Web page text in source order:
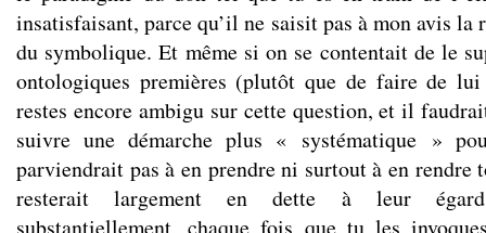
insatisfaisant, parce qu’il ne saisit pas à mon avis
du symbolique. Et même si on se contentait de le
ontologiques premières (plutôt que de faire de
restes encore ambigu sur cette question, et il
suivre une démarche plus « systématique »
parviendrait pas à en prendre ni surtout à en rendre
resterait largement en dette à leur
substantiellement, chaque fois que tu les